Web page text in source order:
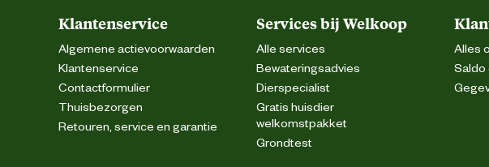
Klantenservice
Algemene actievoorwaarden
Klantenservice
Contactformulier
Thuisbezorgen
Retouren, service en garantie
Services bij Welkoop
Alle services
Bewateringsadvies
Dierspecialist
Gratis huisdier
welkomstpakket
Grondtest
Alles
Saldo